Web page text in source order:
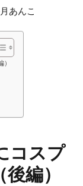
あんこ
コスプ
編）